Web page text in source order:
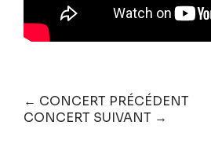
← CONCERT PRÉCÉDENT
CONCERT SUIVANT →